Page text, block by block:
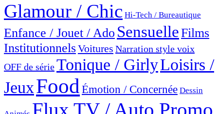
Glamour / Chic Hi-Tech / Bureautique
Enfance / Jouet / Ado SensuelleFilms
InstitutionnelsVoitures Narration style voix
OFF de sérieTonique / GirlyLoisirs /
JeuxFood Émotion / Concernée Dessin